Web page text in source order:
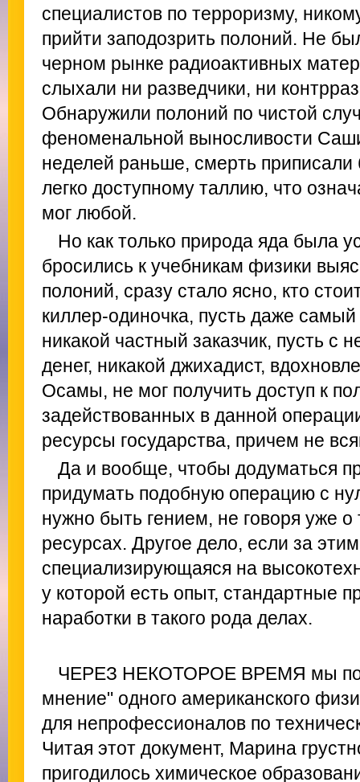
специалистов по терроризму,
прийти заподозрить полоний. Не
черном рынке радиоактивных
слыхали ни разведчики, ни
Обнаружили полоний по чистой
феноменальной выносливости
неделей раньше, смерть
легко доступному таллию, что
мог любой.
Но как только природа яда была
бросились к учебникам физики
полоний, сразу стало ясно, кто
киллер-одиночка, пусть даже
никакой частный заказчик, пусть с
денег, никакой джихадист,
Осамы, не мог получить доступ к
задействованных в данной
ресурсы государства, причем не
Да и вообще, чтобы додуматься
придумать подобную операцию с
нужно быть гением, не говоря уже
ресурсах. Другое дело, если за
специализирующаяся на
у которой есть опыт, стандартные
наработки в такого рода делах.
ЧЕРЕЗ НЕКОТОРОЕ ВРЕМЯ мы
мнение" одного американского
для непрофессионалов по
Читая этот документ, Марина
пригодилось химическое